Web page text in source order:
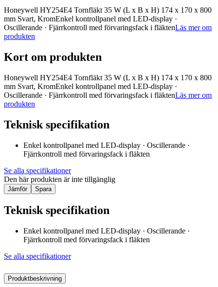
Honeywell HY254E4 Tornfläkt 35 W (L x B x H) 174 x 170 x 800
mm Svart, KromEnkel kontrollpanel med LED-display ·
Oscillerande · Fjärrkontroll med förvaringsfack i fläktenLäs mer om
produkten
Kort om produkten
Honeywell HY254E4 Tornfläkt 35 W (L x B x H) 174 x 170 x 800
mm Svart, KromEnkel kontrollpanel med LED-display ·
Oscillerande · Fjärrkontroll med förvaringsfack i fläktenLäs mer om
produkten
Teknisk specifikation
Enkel kontrollpanel med LED-display · Oscillerande ·
Fjärrkontroll med förvaringsfack i fläkten
Se alla specifikationer
Den här produkten är inte tillgänglig
Jämför Spara
Teknisk specifikation
Enkel kontrollpanel med LED-display · Oscillerande ·
Fjärrkontroll med förvaringsfack i fläkten
Se alla specifikationer
Produktbeskrivning